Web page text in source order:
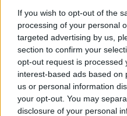
If you wish to opt-out of the
processing of your personal
targeted advertising by us,
section to confirm your
opt-out request is processed
interest-based ads based on
us or personal information
your opt-out. You may
disclosure of your personal
Η νεολαία γέμισε την
πλατεία των
Γρεβενών στη μεγάλη
συναυλία της
Marseaux
8 Αυγούστου 2026, 8:02 μμ